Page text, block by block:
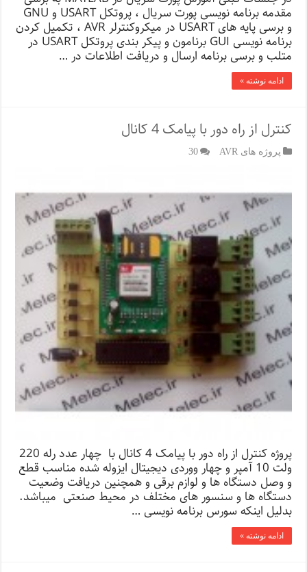
مقدمه برنامه نویسی پورت سریال ، پروتکل USART و GNU
و برسی پایه های USART در میکروکنترلر AVR ، تکمیل کردن
برنامه نویسی GUI برنامون و پیکر بندی پروتکل USART در
متلب و برسی برنامه ارسال و دریافت اطلاعات در …
ادامه نوشته »
کنترل از راه دور با پیامک 4 کانال
پروژه های AVR 30
پروژه کنترل از راه دور با پیامک 4 کانال با چهار عدد رله 220
ولت 10 آمپر و چهار ووردی دیجیتال ایزوله شده مناسب قطع
و وصل دستگاه ها و لوازم برقی و همچنین دریافت وضعیت
دستگاه ها و سنسور های مختلف در محیط صنعتی میباشد.
بدلیل اینکه سورس برنامه نویسی …
ادامه نوشته »